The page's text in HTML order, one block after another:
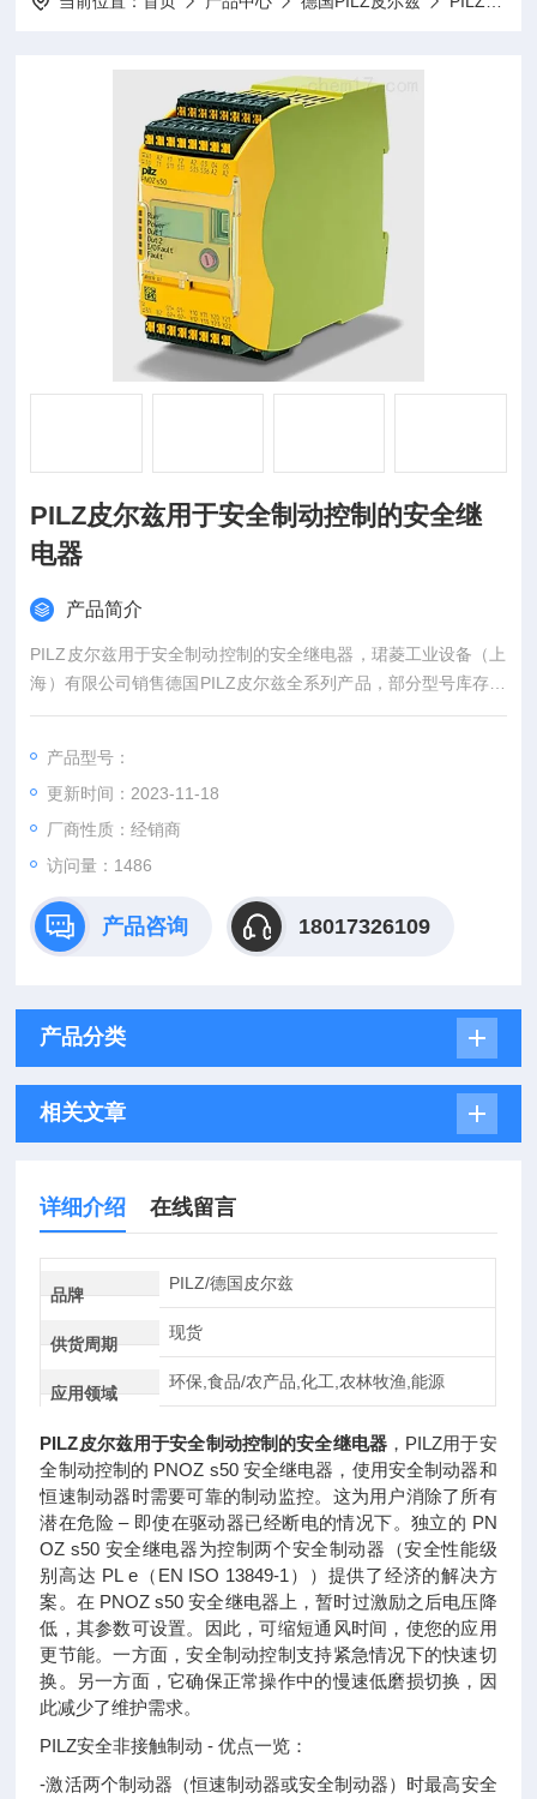
PILZ皮尔兹用于安全制动控制的安全继
电器
产品简介
PILZ皮尔兹用于安全制动控制的安全继电器，珺菱工业设备（上
海）有限公司销售德国PILZ皮尔兹全系列产品，部分型号库存现
货，期货德国直接发货，货期短，价格好，欢迎确认！
产品型号：
更新时间：2023-11-18
厂商性质：经销商
访问量：1486
产品咨询 18017326109
产品分类
相关文章
详细介绍 在线留言
品牌
PILZ/德国皮尔兹
供货周期
现货
应用领域
环保,食品/农产品,化工,农林牧渔,能源
PILZ皮尔兹用于安全制动控制的安全继电器，PILZ用于安
全制动控制的 PNOZ s50 安全继电器，使用安全制动器和
恒速制动器时需要可靠的制动监控。这为用户消除了所有
潜在危险 – 即使在驱动器已经断电的情况下。独立的 PN
OZ s50 安全继电器为控制两个安全制动器（安全性能级
别高达 PL e（EN ISO 13849-1））提供了经济的解决方
案。在 PNOZ s50 安全继电器上，暂时过激励之后电压降
低，其参数可设置。因此，可缩短通风时间，使您的应用
更节能。一方面，安全制动控制支持紧急情况下的快速切
换。另一方面，它确保正常操作中的慢速低磨损切换，因
此减少了维护需求。
PILZ安全非接触制动 - 优点一览：
-激活两个制动器（恒速制动器或安全制动器）时最高安全